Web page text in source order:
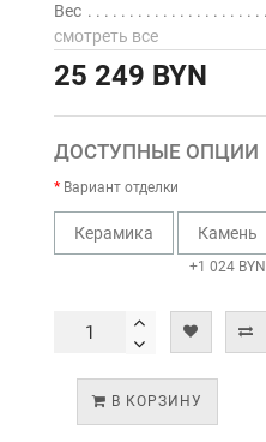
Вес
смотреть все
25 249 BYN
ДОСТУПНЫЕ ОПЦИИ
Вариант отделки
Керамика Камень
+1 024 BYN
В КОРЗИНУ